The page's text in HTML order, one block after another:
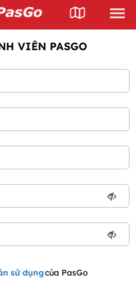
VIÊN PASGO
sử dụngcủa PasGo